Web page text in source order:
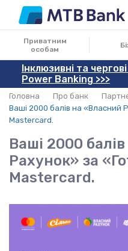
Приватним
особам
Інклюзивні та
Power Banking >>>
Головна Про банк
Ваші 2000 балів на «Власний
Mastercard.
Ваші 2000
Рахунок» за
Mastercard.